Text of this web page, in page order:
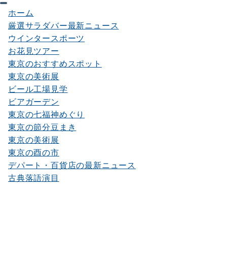
ホーム
厳選サラダバー最新ニュース
ウインタースポーツ
お花見ツアー
東京のおすすめスポット
東京の美術展
ビール工場見学
ビアガーデン
東京の七福神めぐり
東京の節分豆まき
東京の美術展
東京の酉の市
デパート・百貨店の最新ニュース
古典落語演目